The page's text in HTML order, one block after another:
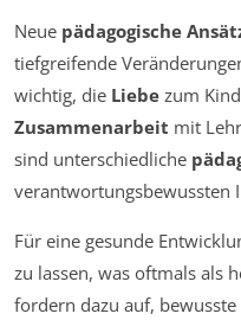
Neue pädagogische
tiefgreifende
wichtig, die Liebe zum
Zusammenarbeit mit
sind unterschiedliche
verantwortungsbewussten
Für eine gesunde
zu lassen, was oftmals als
fordern dazu auf,